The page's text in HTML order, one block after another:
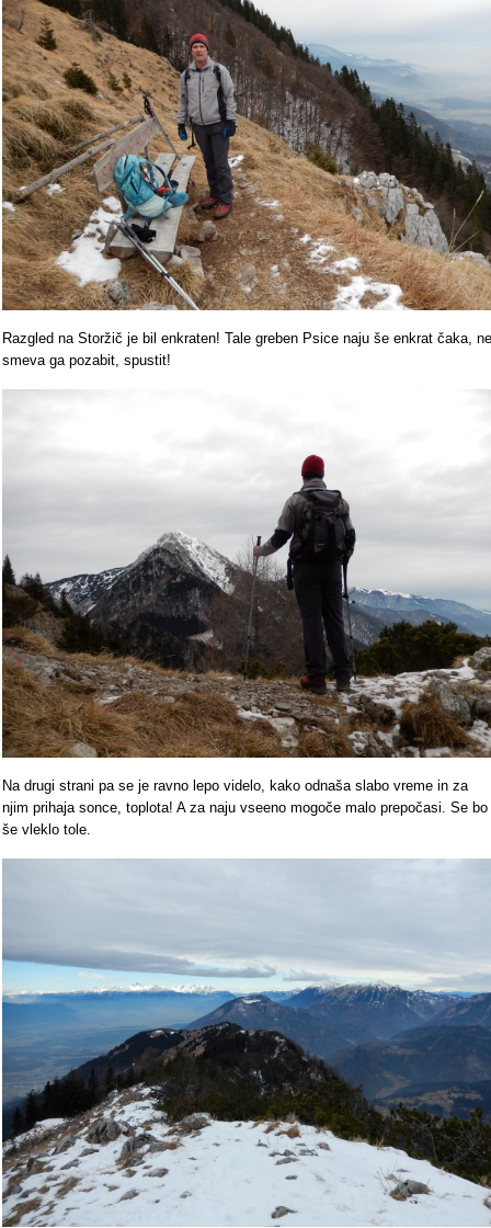
Razgled na Storžič je bil enkraten! Tale greben Psice naju še enkrat čaka, ne
smeva ga pozabit, spustit!
Na drugi strani pa se je ravno lepo videlo, kako odnaša slabo vreme in za
njim prihaja sonce, toplota! A za naju vseeno mogoče malo prepočasi. Se bo
še vleklo tole.